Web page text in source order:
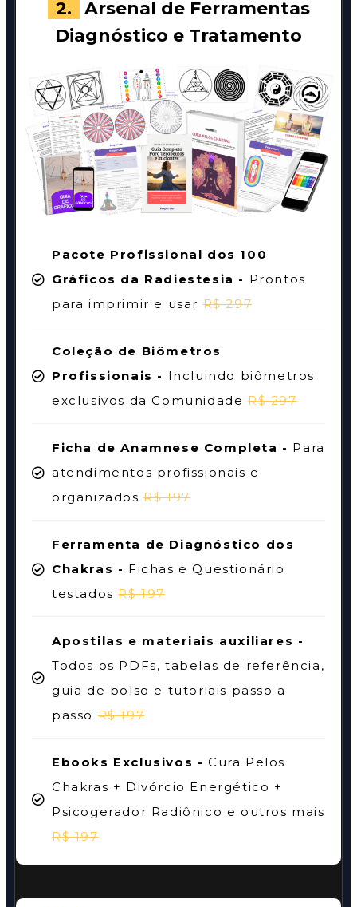
2.
Arsenal de Ferramentas
Diagnóstico e Tratamento
Pacote Profissional dos 100
Gráficos da Radiestesia - Prontos
para imprimir e usarR$ 297
Coleção de Biômetros
Profissionais - Incluindo biômetros
exclusivos da ComunidadeR$ 297
Ficha de Anamnese Completa - Para
atendimentos profissionais e
organizadosR$ 197
Ferramenta de Diagnóstico dos
Chakras - Fichas e Questionário
testadosR$ 197
Apostilas e materiais auxiliares -
Todos os PDFs, tabelas de referência,
guia de bolso e tutoriais passo a
passoR$ 197
Ebooks Exclusivos - Cura Pelos
Chakras + Divórcio Energético +
Psicogerador Radiônico e outros mais
R$ 197